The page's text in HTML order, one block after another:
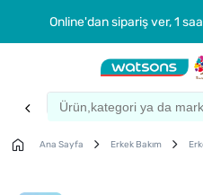
Online'dan sipariş ver, 1
Ana Sayfa Erkek Bakım